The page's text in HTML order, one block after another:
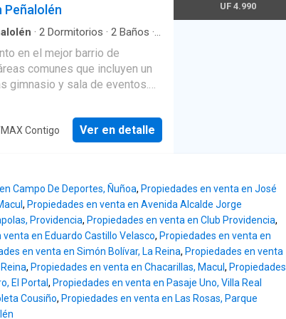
como un nuevo comienzo
el edificio cuenta con
como jardín rampa para silla
para visitas
y cancha multiuso. También
7 generador eléctrico e
Ideal para quienes
pierdas!
Peñalolén
· 2 Dormitorios · 2 Baños ·
en el mejor barrio de
comunes que incluyen un
gimnasio y sala de eventos.
se unen en una
es una gran oportunidad para
principal en suite con
dormitorio de buen
comedor. - 2 baños - Logia.
la cordillera. - Piso 5. - 1
subterráneo. -
¡Contáctame para
Contigo Ver en detalle
UF 4.990
Campo De Deportes, Ñuñoa, Propiedades en venta en José
, Propiedades en venta en Avenida Alcalde Jorge
Providencia, Propiedades en venta en Club Providencia,
venta en Eduardo Castillo Velasco, Propiedades en venta en
en venta en Simón Bolívar, La Reina, Propiedades en venta
, Propiedades en venta en Chacarillas, Macul , Propiedades
El Portal , Propiedades en venta en Pasaje Uno, Villa Real
Cousiño, Propiedades en venta en Las Rosas, Parque